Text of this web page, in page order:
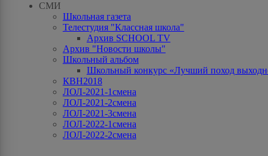
СМИ
Школьная газета
Телестудия "Классная школа"
Архив SCHOOL TV
Архив "Новости школы"
Школьный альбом
Школьный конкурс «Лучший поход
КВН2018
ЛОЛ-2021-1смена
ЛОЛ-2021-2смена
ЛОЛ-2021-3смена
ЛОЛ-2022-1смена
ЛОЛ-2022-2смена